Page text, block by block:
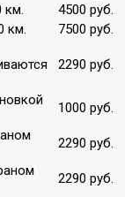
км.
4500 руб.
км.
7500 руб.
2290 руб.
1000 руб.
2290 руб.
2290 руб.